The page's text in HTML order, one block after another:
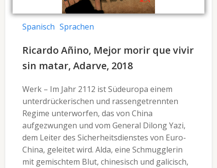
Spanisch Sprachen
Ricardo Añino, Mejor morir que vivir
sin matar, Adarve, 2018
Werk – Im Jahr 2112 ist Südeuropa einem
unterdrückerischen und rassengetrennten
Regime unterworfen, das von China
aufgezwungen und vom General Dilong Yazi,
dem Leiter des Sicherheitsdienstes von Euro-
China, geleitet wird. Alda, eine Schmugglerin
mit gemischtem Blut, chinesisch und galicisch,